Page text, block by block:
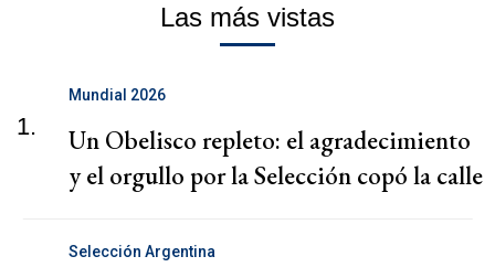
Las más vistas
1.
Mundial 2026
Un Obelisco repleto: el agradecimiento
y el orgullo por la Selección copó la calle
Selección Argentina